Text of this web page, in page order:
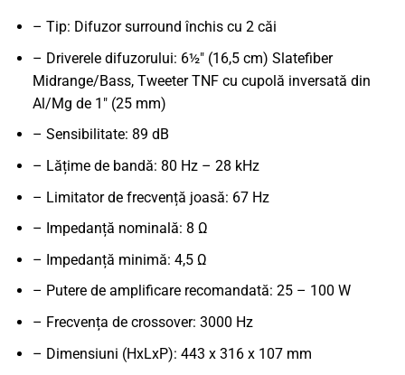
– Tip: Difuzor surround închis cu 2 căi
– Driverele difuzorului: 6½" (16,5 cm) Slatefiber
Midrange/Bass, Tweeter TNF cu cupolă inversată din
Al/Mg de 1" (25 mm)
– Sensibilitate: 89 dB
– Lățime de bandă: 80 Hz – 28 kHz
– Limitator de frecvență joasă: 67 Hz
– Impedanță nominală: 8 Ω
– Impedanță minimă: 4,5 Ω
– Putere de amplificare recomandată: 25 – 100 W
– Frecvența de crossover: 3000 Hz
– Dimensiuni (HxLxP): 443 x 316 x 107 mm